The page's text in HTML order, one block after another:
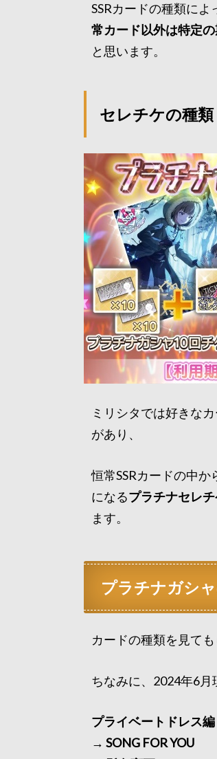
SSRカードの種類に
常カード以外は特定
と思います。
セレチケの種類
ミリシタでは好きな
があり、
恒常SSRカードの中か
になるプラチナセレ
ます。
プラチナガシ
カードの種類を見て
ちなみに、2024年6月
プライベートドレス編
→ SONG FOR YOU